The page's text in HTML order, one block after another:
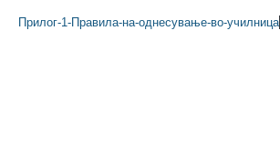
Прилог-1-Правила-на-однесување-во-училница